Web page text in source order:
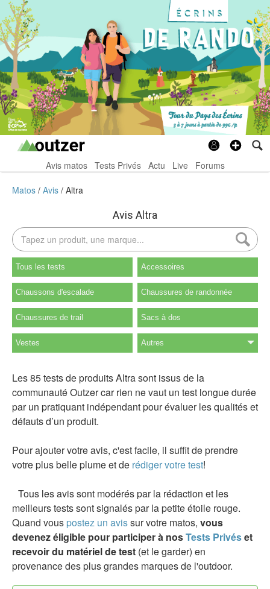
Avis matos Tests Privés Actu Live Forums
Matos Avis Altra
Avis Altra
Tous les tests Accessoires
Chaussons d'escalade Chaussures de randonnée
Chaussures de trail Sacs à dos
Vestes Autres
Les 85 tests de produits Altra sont issus de la
communauté Outzer car rien ne vaut un test longue durée
par un pratiquant indépendant pour évaluer les qualités et
défauts d’un produit.
Pour ajouter votre avis, c'est facile, il suffit de prendre
votre plus belle plume et de rédiger votre test!
Tous les avis sont modérés par la rédaction et les
meilleurs tests sont signalés par la petite étoile rouge.
Quand vous postez un avissur votre matos, vous
devenez éligible pour participer à nosTests Privéset
recevoir du matériel de test (et le garder) en
provenance des plus grandes marques de l'outdoor.